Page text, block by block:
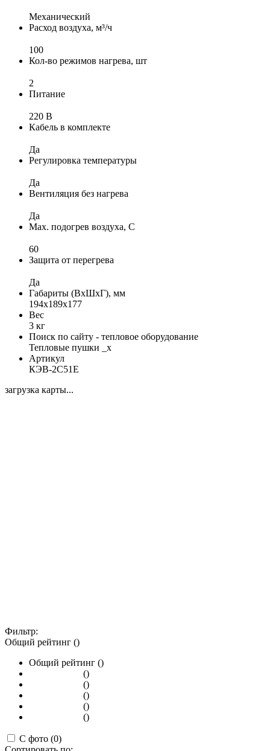
Механический
Расход воздуха, м³/ч
100
Кол-во режимов нагрева, шт
2
Питание
220 В
Кабель в комплекте
Да
Регулировка температуры
Да
Вентиляция без нагрева
Да
Max. подогрев воздуха, C
60
Защита от перегрева
Да
Габариты (ВхШхГ), мм
194x189x177
Вес
3 кг
Поиск по сайту - тепловое оборудование
Тепловые пушки _x
Артикул
КЭВ-2C51E
загрузка карты...
Фильтр:
Общий рейтинг ()
Общий рейтинг ()
()
()
()
()
()
С фото (0)